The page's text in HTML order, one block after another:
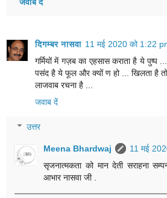
दिगम्बर नासवा 11 मई 2020 को 1:22
गर्मियों में गज़ब का एहसास कराता है ये पुष्प
पसंद है ये फूल और क्यों ण हो ... खिलता है
लाजवाब रचना है ...
जवाब दें
उत्तर
Meena Bhardwaj
11 मई
सृजनात्मकता को मान देती सराहना
आभार नासवा जी .